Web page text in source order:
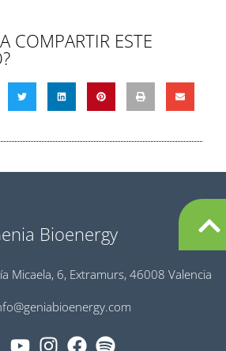
COMPARTIR ESTE
Bioenergy
Micaela, 6, Extramurs, 46008 Valencia